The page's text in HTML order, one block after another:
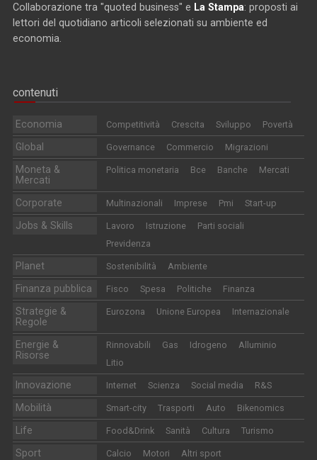
Collaborazione tra "quoted business" e La Stampa: proposti ai
lettori del quotidiano articoli selezionati su ambiente ed
economia.
contenuti
Economia Competitività Crescita Sviluppo Povertà
Global Governance Commercio Migrazioni
Moneta &
Mercati
Politica monetaria Bce Banche Mercati
Corporate Multinazionali Imprese Pmi Start-up
Jobs & Skills Lavoro Istruzione
Parti sociali
Previdenza
Planet Sostenibilità Ambiente
Finanza pubblica Fisco Spesa Politiche Finanza
Strategie &
Regole
Eurozona Unione Europea Internazionale
Energie &
Risorse
Rinnovabili Gas Idrogeno
Alluminio
Litio
Innovazione Internet Scienza Social media R&S
Mobilità Smart-city Trasporti Auto Bikenomics
Life Food&Drink Sanità Cultura Turismo
Sport Calcio Motori Altri sport